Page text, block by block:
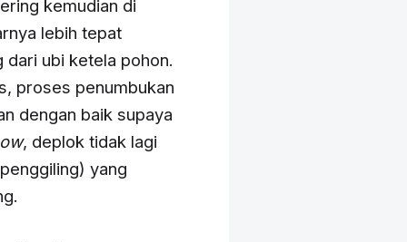
kemudian di
lebih tepat
ubi ketela pohon.
proses penumbukan
dengan baik supaya
, deplok tidak lagi
yang